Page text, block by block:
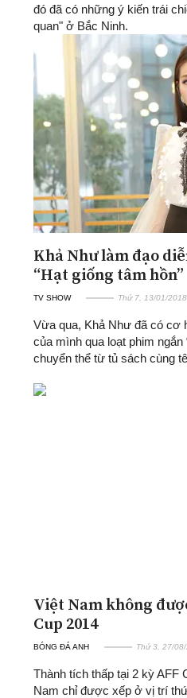
đó đã có những ý kiến trái
quan" ở Bắc Ninh.
Khả Như làm đạo
“Hạt giống tâm hồn”
TV SHOW Thứ 7, 13/01/
Vừa qua, Khả Như đã có cơ
của mình qua loạt phim ngắn
chuyển thể từ tủ sách cùng
Việt Nam không
Cup 2014
BÓNG ĐÁ ANH Thứ 3, 27/
Thành tích thấp tại 2 kỳ AFF
Nam chỉ được xếp ở vị trí